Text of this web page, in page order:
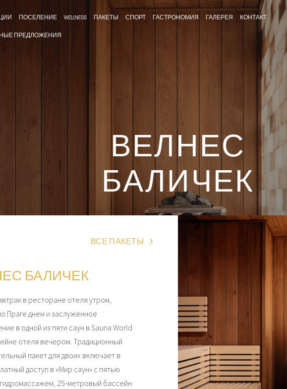
ПОСЕЛЕНИЕ WELLNESS ПАКЕТЫ СПОРТ ГАСТРОНОМИЯ ГАЛЕРЕЯ КОНТАКТ
ПРЕДЛОЖЕНИЯ
ВЕЛНЕС
БАЛИЧЕК
ВСЕ ПАКЕТЫ
БАЛИЧЕК
в ресторане отеля утром,
Праге днем и заслуженное
в одной из пяти саун в Sauna World
отеля вечером. Традиционный
пакет для двоих включает в
доступ в «Мир саун» с пятью
25-метровый бассейн